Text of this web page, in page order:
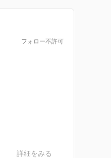
フォロー不許可
詳細をみる